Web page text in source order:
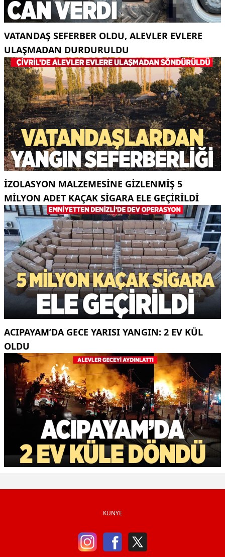
VATANDAŞ SEFERBER OLDU, ALEVLER EVLERE
ULAŞMADAN DURDURULDU
İZOLASYON MALZEMESINE GIZLENMIŞ 5
MILYON ADET KAÇAK SIGARA ELE GEÇIRILDI
ACIPAYAM’DA GECE YARISI YANGIN: 2 EV KÜL
OLDU
KÜNYE